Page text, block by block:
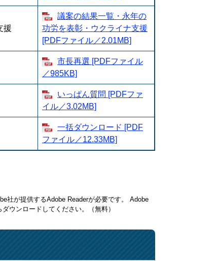
援
議案の結果一覧・永年の
功労を表彰・ウクライナ支援
[PDFファイル／2.01MB]
市長再選 [PDFファイル
／985KB]
いっぱん質問 [PDFファ
イル／3.02MB]
一括ダウンロード [PDF
ファイル／12.33MB]
社が提供するAdobe Readerが必要です。
Adobe
ウンロードしてください。（無料）